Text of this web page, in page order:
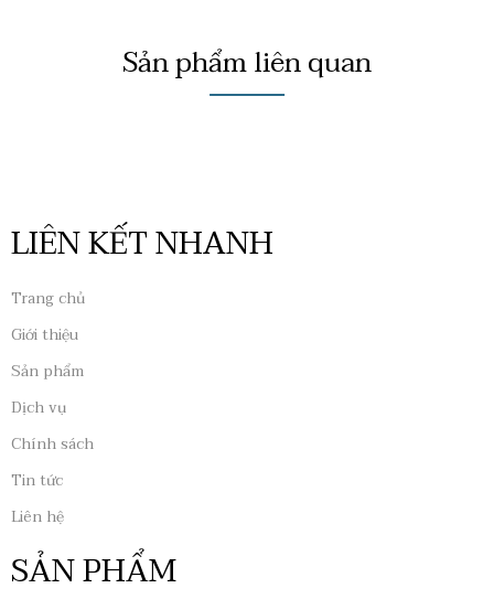
Sản phẩm liên quan
LIÊN KẾT NHANH
Trang chủ
Giới thiệu
Sản phẩm
Dịch vụ
Chính sách
Tin tức
Liên hệ
SẢN PHẨM